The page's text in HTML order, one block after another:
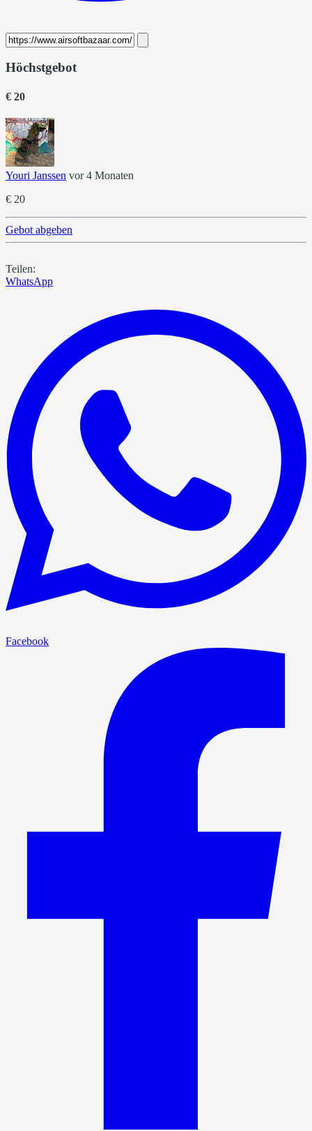
Höchstgebot
€ 20
Youri Janssen vor 4 Monaten
€ 20
Gebot abgeben
Teilen:
WhatsApp
Facebook